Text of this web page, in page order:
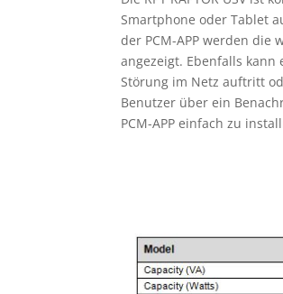
Smartphone oder Tablet
der PCM-APP werden die
angezeigt. Ebenfalls
Störung im Netz auftritt
Benutzer über ein
PCM-APP einfach zu